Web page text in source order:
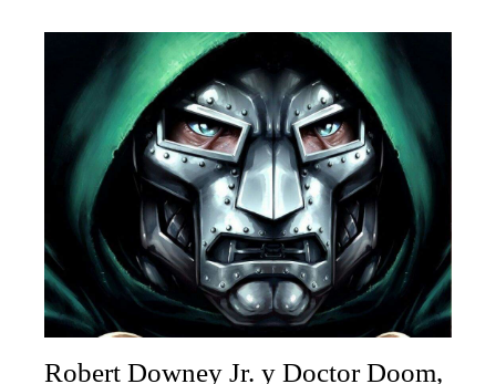
Robert Downey Jr. y Doctor Doom,